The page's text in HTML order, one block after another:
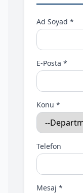
Ad Soyad *
E-Posta *
Konu *
Telefon
Mesaj *